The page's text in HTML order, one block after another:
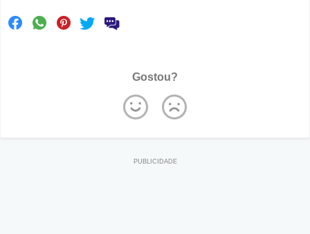
Gostou?